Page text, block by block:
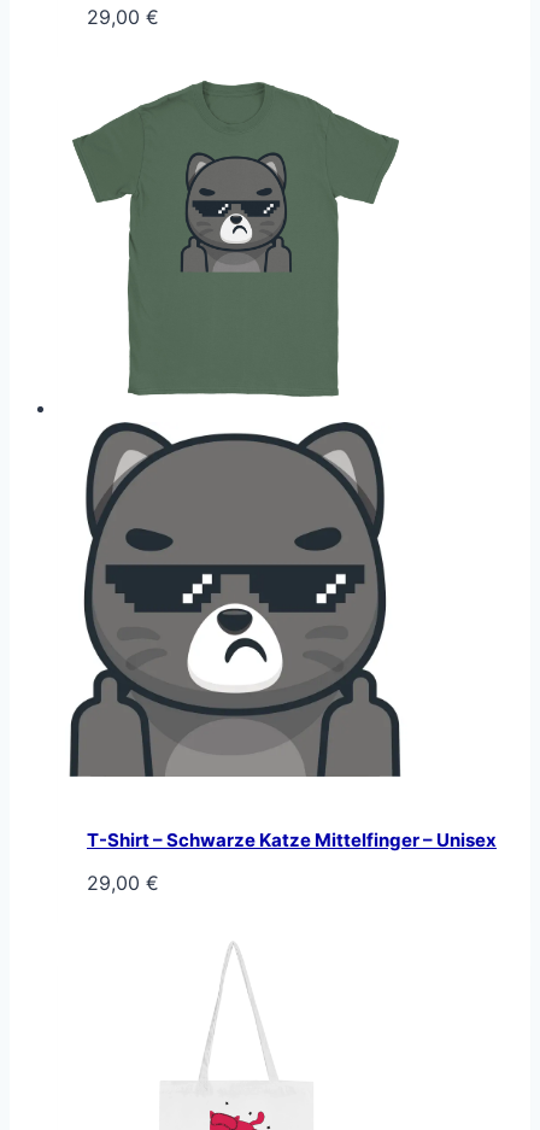
29,00 €
T-Shirt – Schwarze Katze Mittelfinger – Unisex
29,00 €